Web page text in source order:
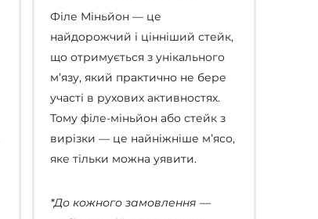
Філе Міньйон — це
найдорожчий і цінніший стейк,
що отримується з унікального
м’язу, який практично не бере
участі в рухових активностях.
Тому філе-міньйон або стейк з
вирізки — це найніжніше м’ясо,
яке тільки можна уявити.
*До кожного замовлення —